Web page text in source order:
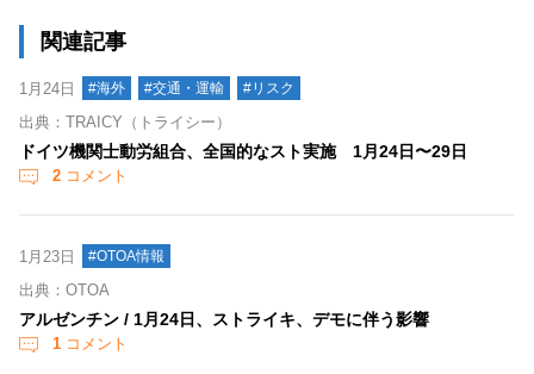
関連記事
1月24日 #海外 #交通・運輸 #リスク
出典：TRAICY（トライシー）
ドイツ機関士動労組合、全国的なスト実施 1月24日〜29日
2 コメント
1月23日 #OTOA情報
出典：OTOA
アルゼンチン / 1月24日、ストライキ、デモに伴う影響
1 コメント